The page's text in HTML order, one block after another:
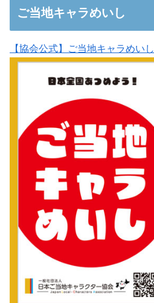
ご当地キャラめいし
【協会公式】ご当地キャラめいし